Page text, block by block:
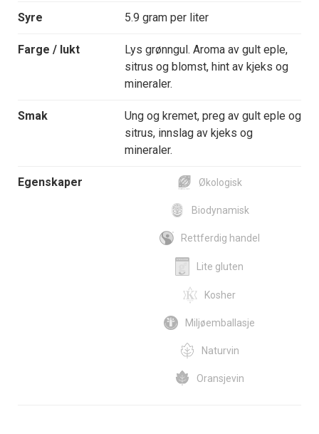
Syre 5.9 gram per liter
Farge / lukt
Lys grønngul. Aroma av gult eple,
sitrus og blomst, hint av kjeks og
mineraler.
Smak
Ung og kremet, preg av gult eple og
sitrus, innslag av kjeks og
mineraler.
Egenskaper Økologisk
Biodynamisk
Rettferdig handel
Lite gluten
Kosher
Miljøemballasje
Naturvin
Oransjevin